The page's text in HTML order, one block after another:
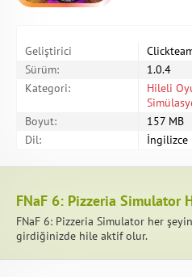
Geliştirici
Sürüm:
1.0.4
Kategori:
Hileli
Boyut:
157 MB
Dil:
İngilizce
FNaF 6: Pizzeria Simulator
FNaF 6: Pizzeria Simulator her
girdiğinizde hile aktif olur.